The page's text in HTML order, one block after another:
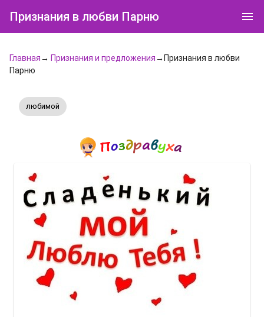
Признания в любви Парню
Главная→ Признания и предложения→Признания в любви
Парню
любимой